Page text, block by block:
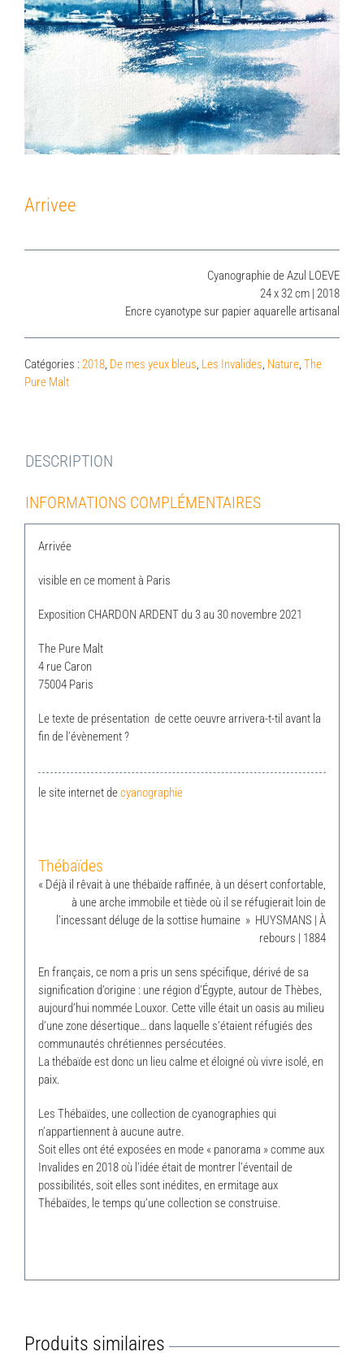
Arrivee
Cyanographie de Azul LOEVE
24 x 32 cm | 2018
Encre cyanotype sur papier aquarelle artisanal
Catégories :2018, De mes yeux bleus, Les Invalides, Nature, The
Pure Malt
DESCRIPTION
INFORMATIONS COMPLÉMENTAIRES
Arrivée
visible en ce moment à Paris
Exposition CHARDON ARDENT du 3 au 30 novembre 2021
The Pure Malt
4 rue Caron
75004 Paris
Le texte de présentation de cette oeuvre arrivera-t-til avant la
fin de l’évènement ?
le site internet decyanographie
Thébaïdes
« Déjà il rêvait à une thébaïde raffinée, à un désert confortable,
à une arche immobile et tiède où il se réfugierait loin de
l’incessant déluge de la sottise humaine » HUYSMANS | À
rebours | 1884
En français, ce nom a pris un sens spécifique, dérivé de sa
signification d’origine : une région d’Égypte, autour de Thèbes,
aujourd’hui nommée Louxor. Cette ville était un oasis au milieu
d’une zone désertique… dans laquelle s’étaient réfugiés des
communautés chrétiennes persécutées.
La thébaïde est donc un lieu calme et éloigné où vivre isolé, en
paix.
Les Thébaïdes, une collection de cyanographies qui
n’appartiennent à aucune autre.
Soit elles ont été exposées en mode « panorama » comme aux
Invalides en 2018 où l’idée était de montrer l’éventail de
possibilités, soit elles sont inédites, en ermitage aux
Thébaïdes, le temps qu’une collection se construise.
Produits similaires